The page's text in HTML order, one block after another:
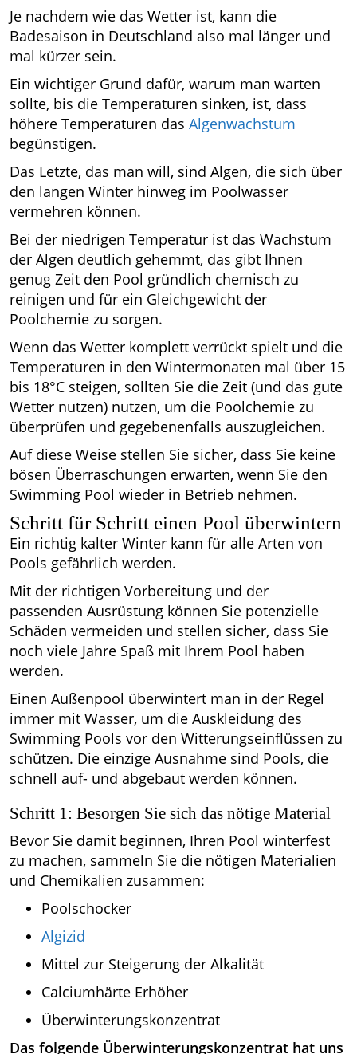
Je nachdem wie das Wetter ist, kann die
Badesaison in Deutschland also mal länger und
mal kürzer sein.
Ein wichtiger Grund dafür, warum man warten
sollte, bis die Temperaturen sinken, ist, dass
höhere Temperaturen das Algenwachstum
begünstigen.
Das Letzte, das man will, sind Algen, die sich über
den langen Winter hinweg im Poolwasser
vermehren können.
Bei der niedrigen Temperatur ist das Wachstum
der Algen deutlich gehemmt, das gibt Ihnen
genug Zeit den Pool gründlich chemisch zu
reinigen und für ein Gleichgewicht der
Poolchemie zu sorgen.
Wenn das Wetter komplett verrückt spielt und die
Temperaturen in den Wintermonaten mal über 15
bis 18°C steigen, sollten Sie die Zeit (und das gute
Wetter nutzen) nutzen, um die Poolchemie zu
überprüfen und gegebenenfalls auszugleichen.
Auf diese Weise stellen Sie sicher, dass Sie keine
bösen Überraschungen erwarten, wenn Sie den
Swimming Pool wieder in Betrieb nehmen.
Schritt für Schritt einen Pool überwintern
Ein richtig kalter Winter kann für alle Arten von
Pools gefährlich werden.
Mit der richtigen Vorbereitung und der
passenden Ausrüstung können Sie potenzielle
Schäden vermeiden und stellen sicher, dass Sie
noch viele Jahre Spaß mit Ihrem Pool haben
werden.
Einen Außenpool überwintert man in der Regel
immer mit Wasser, um die Auskleidung des
Swimming Pools vor den Witterungseinflüssen zu
schützen. Die einzige Ausnahme sind Pools, die
schnell auf- und abgebaut werden können.
Schritt 1: Besorgen Sie sich das nötige Material
Bevor Sie damit beginnen, Ihren Pool winterfest
zu machen, sammeln Sie die nötigen Materialien
und Chemikalien zusammen:
Poolschocker
Algizid
Mittel zur Steigerung der Alkalität
Calciumhärte Erhöher
Überwinterungskonzentrat
Das folgende Überwinterungskonzentrat hat uns